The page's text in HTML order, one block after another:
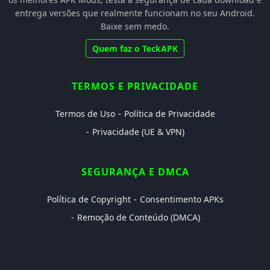
entrega versões que realmente funcionam no seu Android.
Baixe sem medo.
Quem faz o TeckAPK
TERMOS E PRIVACIDADE
Termos de Uso
Política de Privacidade
Privacidade (UE & VPN)
SEGURANÇA E DMCA
Política de Copyright
Consentimento APKs
Remoção de Conteúdo (DMCA)